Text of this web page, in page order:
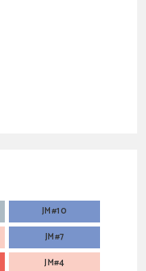
JM#10
JM#7
JM#4